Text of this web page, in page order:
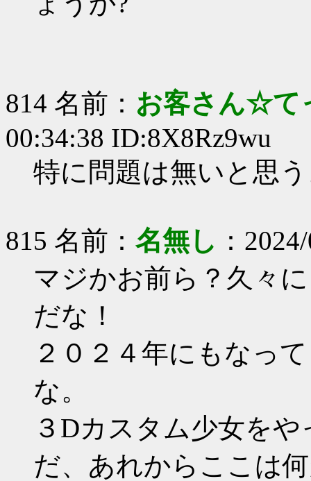
814 名前： お客さん☆て
00:34:38 ID:8X8Rz9wu
特に問題は無いと思
815 名前： 名無し ：
マジかお前ら？久々
だな！
２０２４年にもなっ
な。
３Dカスタム少女を
だ、あれからここは